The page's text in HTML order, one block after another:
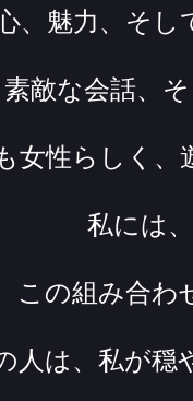
、魅力、そし
敵な会話、
女性らしく、
私には
この組み合わ
人は、私が穏